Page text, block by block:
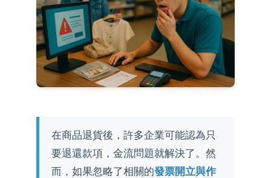
在商品退貨後，許多企業可能認為只
要退還款項，金流問題就解決了。然
而，如果忽略了相關的發票開立與作